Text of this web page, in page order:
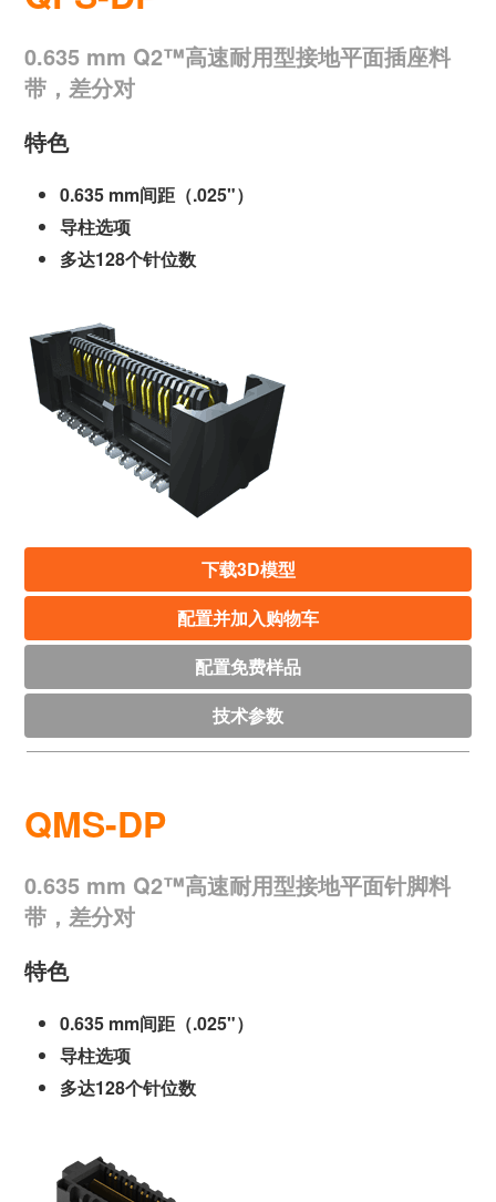
0.635 mm Q2™高速耐用型接地平面插座料
带，差分对
特色
0.635 mm间距（.025"）
导柱选项
多达128个针位数
下载3D模型
配置并加入购物车
配置免费样品
技术参数
QMS-DP
0.635 mm Q2™高速耐用型接地平面针脚料
带，差分对
特色
0.635 mm间距（.025"）
导柱选项
多达128个针位数